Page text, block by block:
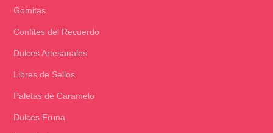
Gomitas
Confites del Recuerdo
Dulces Artesanales
Libres de Sellos
Paletas de Caramelo
Dulces Fruna